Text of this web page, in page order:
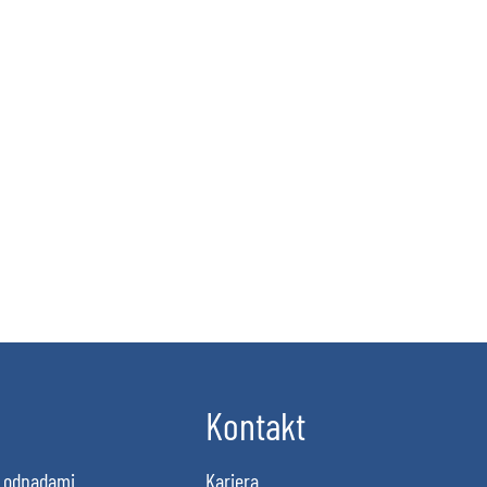
Kontakt
Kariera